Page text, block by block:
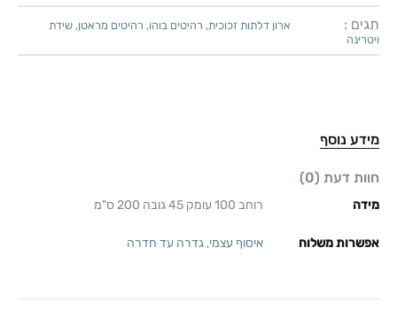
תגים : ארון דלתות זכוכית, רהיטים בוהו, רהיטים מראטן, שידת
ויטרינה
מידע נוסף
חוות דעת (0)
מידה רוחב 100 עומק 45 גובה 200 ס"מ
אפשרות משלוח איסוף עצמי, גדרה עד חדרה